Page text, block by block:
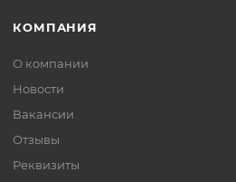
КОМПАНИЯ
О компании
Новости
Вакансии
Отзывы
Реквизиты